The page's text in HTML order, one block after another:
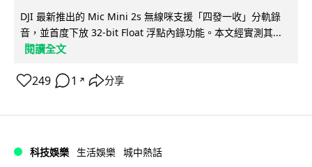
DJI 最新推出的 Mic Mini 2s 無線咪支援「四發一收」分軌錄
音，並首度下放 32-bit Float 浮點內錄功能。本文經實測其...
閱讀全文
249 1 ↗ 分享
科技娛樂 生活娛樂 城中熱話